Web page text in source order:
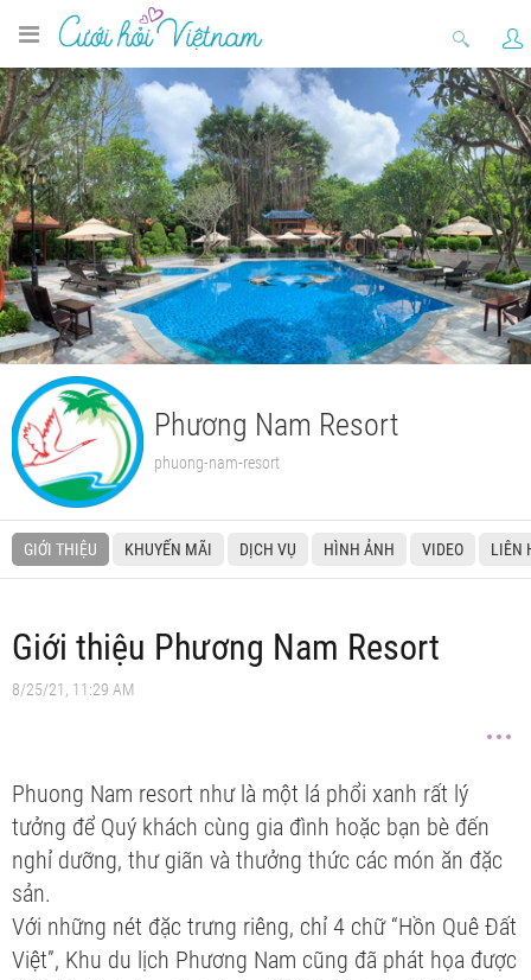
Phương Nam Resort
phuong-nam-resort
GIỚI THIỆU KHUYẾN MÃI DỊCH VỤ HÌNH ẢNH VIDEO LIÊN
Giới thiệu Phương Nam Resort
8/25/21, 11:29 AM
Phuong Nam resort như là một lá phổi xanh rất lý
tưởng để Quý khách cùng gia đình hoặc bạn bè đến
nghỉ dưỡng, thư giãn và thưởng thức các món ăn đặc
sản.
Với những nét đặc trưng riêng, chỉ 4 chữ “Hồn Quê Đất
Việt”, Khu du lịch Phương Nam cũng đã phát họa được